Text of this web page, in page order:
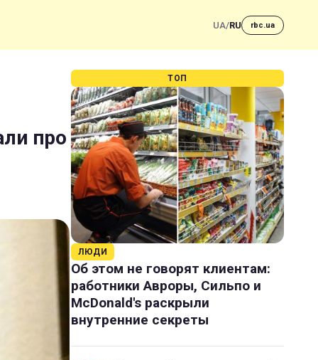
UA/RU rbc.ua
про
ТОП
ЛЮДИ
Об этом не говорят клиентам:
работники Авроры, Сильпо и
McDonald's раскрыли
внутренние секреты